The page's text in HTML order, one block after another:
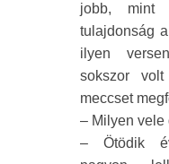
jobb, mint
tulajdonság
ilyen
sokszor
meccset
– Milyen vele
– Ötödik